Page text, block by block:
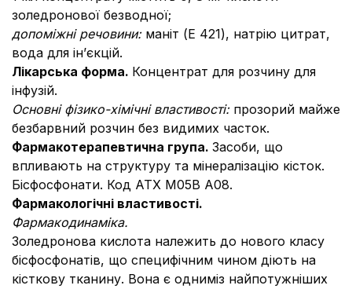
золедронової безводної;
допоміжні речовини: маніт (E 421), натрію цитрат,
вода для ін’єкцій.
Лікарська форма. Концентрат для розчину для
інфузій.
Основні фізико-хімічні властивості: прозорий майже
безбарвний розчин без видимих часток.
Фармакотерапевтична група. Засоби, що
впливають на структуру та мінералізацію кісток.
Бісфосфонати. Код АТХ М05В А08.
Фармакологічні властивості.
Фармакодинаміка.
Золедронова кислота належить до нового класу
бісфосфонатів, що специфічним чином діють на
кісткову тканину. Вона є одниміз найпотужніших